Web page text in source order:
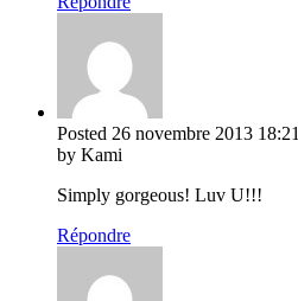
Posted 26 novembre 2013 18:21
by Kami
Simply gorgeous! Luv U!!!
Répondre